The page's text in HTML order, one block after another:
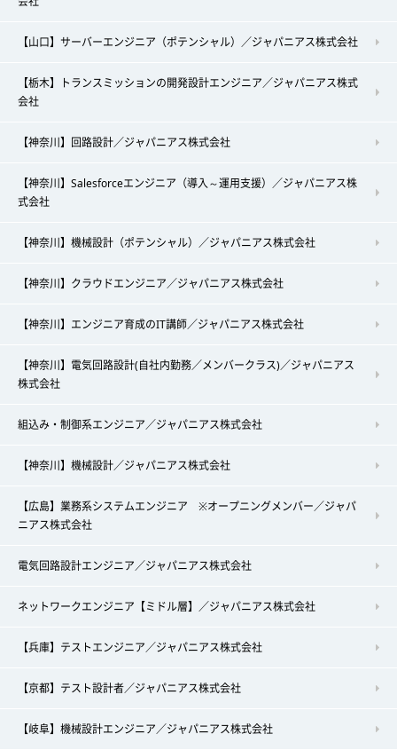
【山口】サーバーエンジニア（ポテンシャル）／ジャパニアス株式会社
【栃木】トランスミッションの開発設計エンジニア／ジャパニアス株式
会社
【神奈川】回路設計／ジャパニアス株式会社
【神奈川】Salesforceエンジニア（導入～運用支援）／ジャパニアス株
式会社
【神奈川】機械設計（ポテンシャル）／ジャパニアス株式会社
【神奈川】クラウドエンジニア／ジャパニアス株式会社
【神奈川】エンジニア育成のIT講師／ジャパニアス株式会社
【神奈川】電気回路設計(自社内勤務／メンバークラス)／ジャパニアス
株式会社
組込み・制御系エンジニア／ジャパニアス株式会社
【神奈川】機械設計／ジャパニアス株式会社
【広島】業務系システムエンジニア ※オープニングメンバー／ジャパ
ニアス株式会社
電気回路設計エンジニア／ジャパニアス株式会社
ネットワークエンジニア【ミドル層】／ジャパニアス株式会社
【兵庫】テストエンジニア／ジャパニアス株式会社
【京都】テスト設計者／ジャパニアス株式会社
【岐阜】機械設計エンジニア／ジャパニアス株式会社